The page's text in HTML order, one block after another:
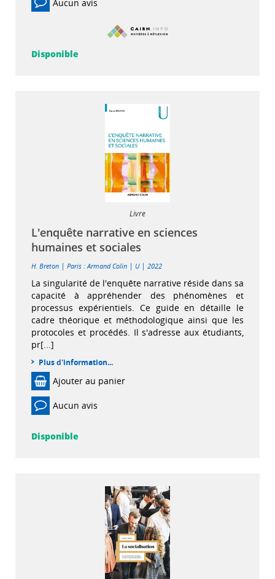
Aucun avis
Disponible
Livre
L'enquête narrative en sciences
humaines et sociales
H. Breton | Paris : Armand Colin | U| 2022
La singularité de l'enquête narrative réside dans sa
capacité à appréhender des phénomènes et
processus expérientiels. Ce guide en détaille le
cadre théorique et méthodologique ainsi que les
protocoles et procédés. Il s'adresse aux étudiants,
pr[...]
Plus d'information...
Ajouter au panier
Aucun avis
Disponible